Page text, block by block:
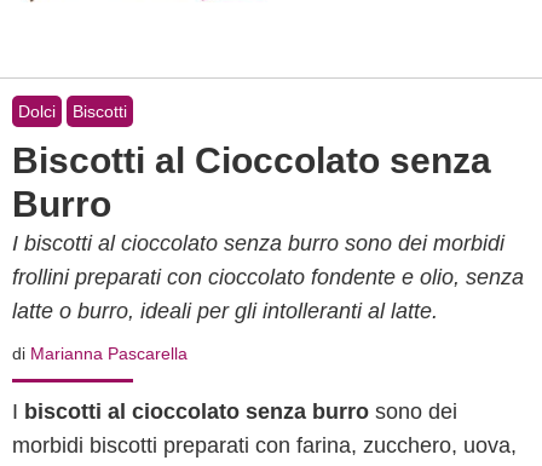
Dolci Biscotti
Biscotti al Cioccolato senza
Burro
I biscotti al cioccolato senza burro sono dei morbidi
frollini preparati con cioccolato fondente e olio, senza
latte o burro, ideali per gli intolleranti al latte.
di Marianna Pascarella
I biscotti al cioccolato senza burro sono dei
morbidi biscotti preparati con farina, zucchero, uova,